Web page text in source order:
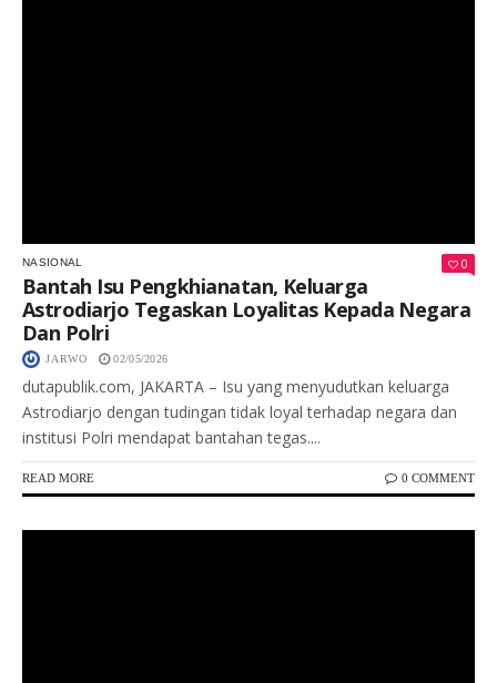
NASIONAL 0
Bantah Isu Pengkhianatan, Keluarga
Astrodiarjo Tegaskan Loyalitas Kepada Negara
Dan Polri
JARWO 02/05/2026
dutapublik.com, JAKARTA – Isu yang menyudutkan keluarga
Astrodiarjo dengan tudingan tidak loyal terhadap negara dan
institusi Polri mendapat bantahan tegas....
READ MORE 0 COMMENT
Keterangan Gambar: Agus Flores (kanan) saat berbincang santai bersama rekannya, sosok yang dikenal sebagai penjaga hutan dengan latar belakang kehidupan yang ditempa oleh alam.